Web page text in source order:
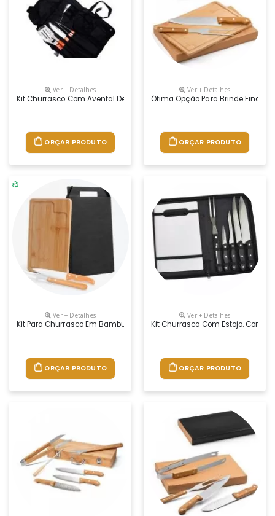
Ver + Detalhes
Kit Churrasco Com Avental De Nylon, Luva, 2 Potinhos Para Tempero
ORÇAR PRODUTO
Ver + Detalhes
Ótima Opção Para Brinde Final
ORÇAR PRODUTO
Ver + Detalhes
Kit Para Churrasco Em Bambu 3pç , Tabua, Faca E Garfo
ORÇAR PRODUTO
Ver + Detalhes
Kit Churrasco Com Estojo.
ORÇAR PRODUTO